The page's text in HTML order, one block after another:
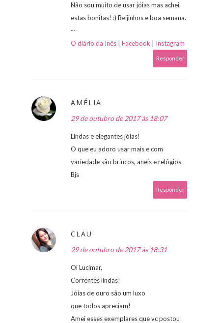
Não sou muito de usar jóias mas achei
estas bonitas! :) Beijinhos e boa semana.
--
O diário da Inês
Facebook Instagram
Responder
AMÉLIA
29 de outubro de 2017 às 18:07
Lindas e elegantes jóias!
O que eu adoro usar mais e com
variedade são brincos, aneis e relógios
Bjs
Responder
CLAU
29 de outubro de 2017 às 18:31
Oi Lucimar,
Correntes lindas!
Jóias de ouro são um luxo
que todos apreciam!
Amei esses exemplares que vc postou